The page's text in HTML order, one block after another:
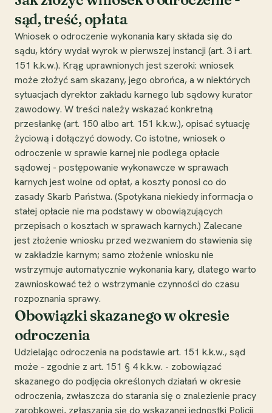
sąd, treść, opłata
Wniosek o odroczenie wykonania kary składa się do
sądu, który wydał wyrok w pierwszej instancji (art. 3 i art.
151 k.k.w.). Krąg uprawnionych jest szeroki: wniosek
może złożyć sam skazany, jego obrońca, a w niektórych
sytuacjach dyrektor zakładu karnego lub sądowy kurator
zawodowy. W treści należy wskazać konkretną
przesłankę (art. 150 albo art. 151 k.k.w.), opisać sytuację
życiową i dołączyć dowody. Co istotne, wniosek o
odroczenie w sprawie karnej nie podlega opłacie
sądowej - postępowanie wykonawcze w sprawach
karnych jest wolne od opłat, a koszty ponosi co do
zasady Skarb Państwa. (Spotykana niekiedy informacja o
stałej opłacie nie ma podstawy w obowiązujących
przepisach o kosztach w sprawach karnych.) Zalecane
jest złożenie wniosku przed wezwaniem do stawienia się
w zakładzie karnym; samo złożenie wniosku nie
wstrzymuje automatycznie wykonania kary, dlatego warto
zawnioskować też o wstrzymanie czynności do czasu
rozpoznania sprawy.
Obowiązki skazanego w okresie
odroczenia
Udzielając odroczenia na podstawie art. 151 k.k.w., sąd
może - zgodnie z art. 151 § 4 k.k.w. - zobowiązać
skazanego do podjęcia określonych działań w okresie
odroczenia, zwłaszcza do starania się o znalezienie pracy
zarobkowej, zgłaszania się do wskazanej jednostki Policji